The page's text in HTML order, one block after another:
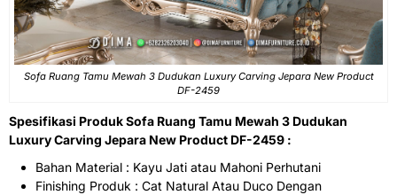
Sofa Ruang Tamu Mewah 3 Dudukan Luxury Carving Jepara New Product
DF-2459
Spesifikasi Produk Sofa Ruang Tamu Mewah 3 Dudukan
Luxury Carving Jepara New Product DF-2459 :
Bahan Material : Kayu Jati atau Mahoni Perhutani
Finishing Produk : Cat Natural Atau Duco Dengan